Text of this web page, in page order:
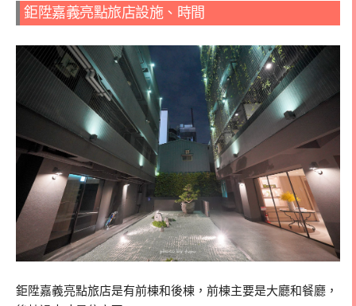
鉅陞嘉義亮點旅店設施、時間
鉅陞嘉義亮點旅店是有前棟和後棟，前棟主要是大廳和餐廳，